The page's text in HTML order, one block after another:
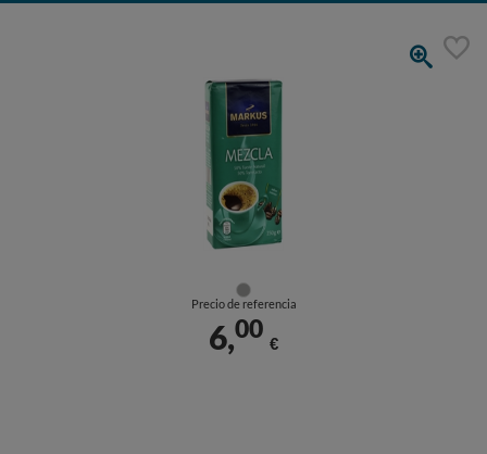
Precio de referencia
6,00
€